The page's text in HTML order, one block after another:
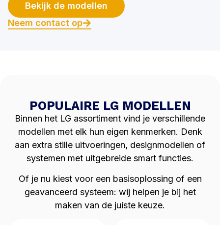
Bekijk de modellen
Neem contact op
POPULAIRE LG MODELLEN
Binnen het LG assortiment vind je verschillende
modellen met elk hun eigen kenmerken. Denk
aan extra stille uitvoeringen, designmodellen of
systemen met uitgebreide smart functies.
Of je nu kiest voor een basisoplossing of een
geavanceerd systeem: wij helpen je bij het
maken van de juiste keuze.